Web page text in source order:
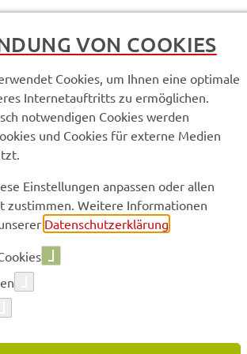
VON COOKIES
Cookies, um Ihnen eine optimale
Internetauftritts zu ermöglichen.
notwendigen Cookies werden
und Cookies für externe Medien
Einstellungen anpassen oder allen
zustimmen. Weitere Informationen
Datenschutzerklärung